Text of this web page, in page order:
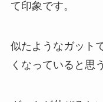
て印象です。
似たようなガット
くなっていると思